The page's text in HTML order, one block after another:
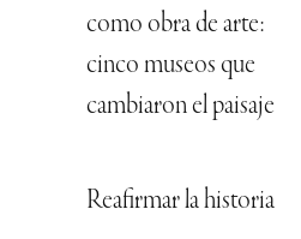
como obra de arte:
cinco museos que
cambiaron el paisaje
Reafirmar la historia